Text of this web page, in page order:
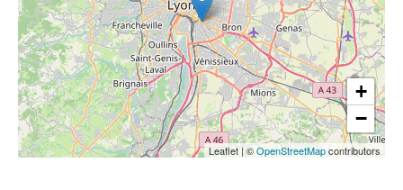
+
−
Leaflet | ©OpenStreetMapcontributors